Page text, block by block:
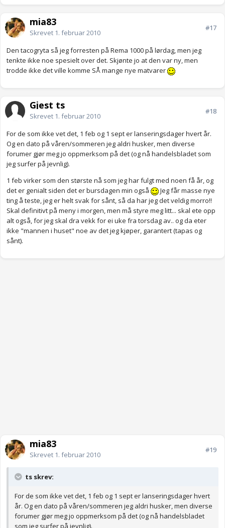
mia83
Skrevet 1. februar 2010
#17
Den tacogryta så jeg forresten på Rema 1000 på lørdag, men jeg
tenkte ikke noe spesielt over det. Skjønte jo at den var ny, men
trodde ikke det ville komme SÅ mange nye matvarer
Gjest ts
Skrevet 1. februar 2010
#18
For de som ikke vet det, 1 feb og 1 sept er lanseringsdager hvert år.
Og en dato på våren/sommeren jeg aldri husker, men diverse
forumer gjør meg jo oppmerksom på det (og nå handelsbladet som
jeg surfer på jevnlig).
1 feb virker som den største nå som jeg har fulgt med noen få år, og
det er genialt siden det er bursdagen min også
Jeg får masse nye
ting å teste, jeg er helt svak for sånt, så da har jeg det veldig morro!!
Skal definitivt på meny i morgen, men må styre meg litt... skal ete opp
alt også, for jeg skal dra vekk for ei uke fra torsdag av.. og da eter
ikke "mannen i huset" noe av det jeg kjøper, garantert (tapas og
sånt).
mia83
Skrevet 1. februar 2010
#19
ts skrev:
For de som ikke vet det, 1 feb og 1 sept er lanseringsdager hvert
år. Og en dato på våren/sommeren jeg aldri husker, men diverse
forumer gjør meg jo oppmerksom på det (og nå handelsbladet
som jeg surfer på jevnlig).